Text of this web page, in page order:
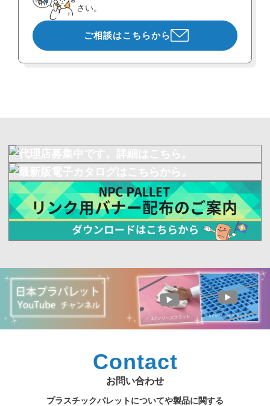
さい。
ご相談はこちらから
Contact
お問い合わせ
プラスチックパレットについてや製品に関する